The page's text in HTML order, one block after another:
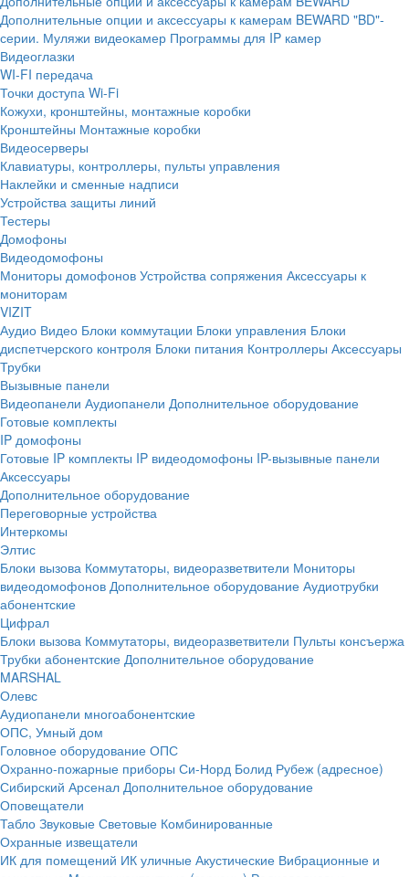
Дополнительные опции и аксессуары к камерам BEWARD "BD"-
серии. Муляжи видеокамер Программы для IP камер
Видеоглазки
WI-FI передача
Точки доступа Wi-Fi
Кожухи, кронштейны, монтажные коробки
Кронштейны Монтажные коробки
Видеосерверы
Клавиатуры, контроллеры, пульты управления
Наклейки и сменные надписи
Устройства защиты линий
Тестеры
Домофоны
Видеодомофоны
Мониторы домофонов Устройства сопряжения Аксессуары к
мониторам
VIZIT
Аудио Видео Блоки коммутации Блоки управления Блоки
диспетчерского контроля Блоки питания Контроллеры Аксессуары
Трубки
Вызывные панели
Видеопанели Аудиопанели Дополнительное оборудование
Готовые комплекты
IP домофоны
Готовые IP комплекты IP видеодомофоны IP-вызывные панели
Аксессуары
Дополнительное оборудование
Переговорные устройства
Интеркомы
Элтис
Блоки вызова Коммутаторы, видеоразветвители Мониторы
видеодомофонов Дополнительное оборудование Аудиотрубки
абонентские
Цифрал
Блоки вызова Коммутаторы, видеоразветвители Пульты консъержа
Трубки абонентские Дополнительное оборудование
MARSHAL
Олевс
Аудиопанели многоабонентские
ОПС, Умный дом
Головное оборудование ОПС
Охранно-пожарные приборы Си-Норд Болид Рубеж (адресное)
Сибирский Арсенал Дополнительное оборудование
Оповещатели
Табло Звуковые Световые Комбинированные
Охранные извещатели
ИК для помещений ИК уличные Акустические Вибрационные и